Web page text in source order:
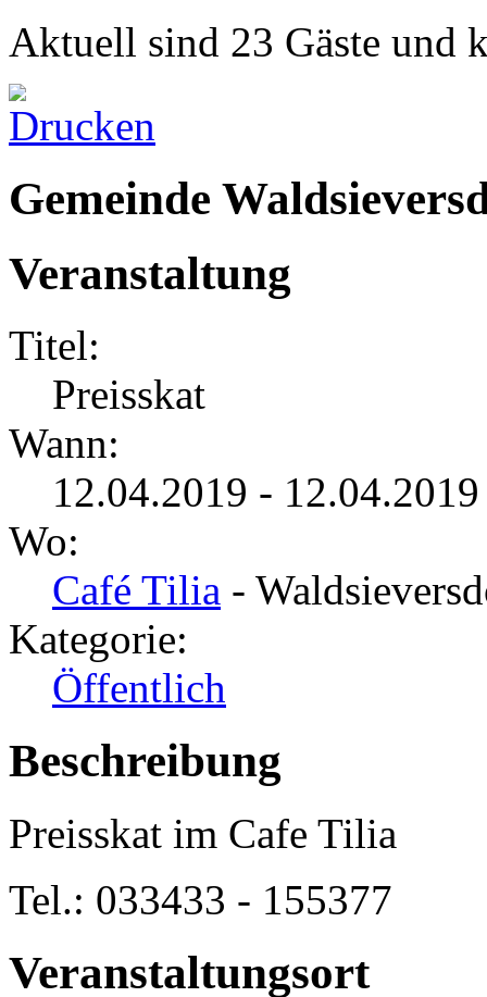
Aktuell sind 23 Gäste und
Gemeinde
Veranstaltung
Titel:
Preisskat
Wann:
12.04.2019 -
Wo:
Café Tilia -
Kategorie:
Öffentlich
Beschreibung
Preisskat im Cafe Tilia
Tel.: 033433 - 155377
Veranstaltungsort